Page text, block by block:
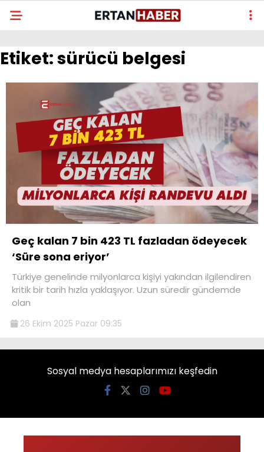
Etiket:sürücü belgesi
Geç kalan 7 bin 423 TL fazladan ödeyecek
‘Süre sona eriyor’
Türkiye genelinde milyonlarca kişiyi yakından ilgilendiren
kritik bir tarih hızla yaklaşıyor. Uzun süredir gündemde
olan
26 Ekim 2025 Pazar 09:35
Sosyal medya hesaplarımızı keşfedin